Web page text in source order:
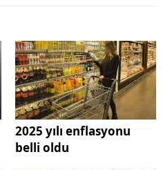
2025 yılı enflasyonu
belli oldu